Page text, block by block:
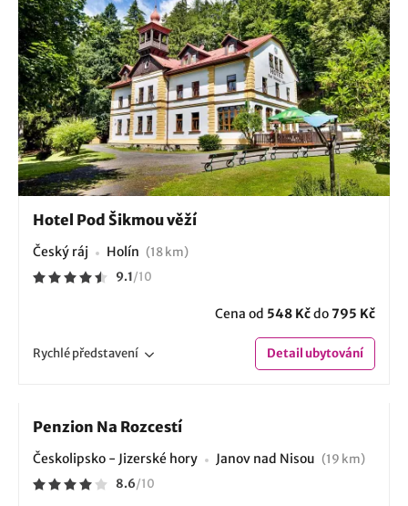
Hotel Pod Šikmou věží
Český ráj Holín (18 km)
9.1/10
Cena od 548 Kčdo795 Kč
Rychlépředstavení Detailubytování
Penzion Na Rozcestí
Českolipsko - Jizerské hory Janov nad Nisou (19 km)
8.6/10